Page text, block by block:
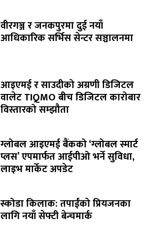
वीरगञ्ज र जनकपुरमा दुई नयाँ
आधिकारिक सर्भिस सेन्टर सञ्चालनमा
आइएमई र साउदीको अग्रणी डिजिटल
वालेट TIQMO बीच डिजिटल कारोबार
विस्तारको सम्झौता
ग्लोबल आइएमई बैंकको ‘ग्लोबल स्मार्ट
प्लस’ एपमार्फत आईपीओ भर्ने सुविधा,
लाइभ मार्केट अपडेट
स्कोडा किलाक: तपाईंको प्रियजनका
लागि नयाँ सेफ्टी बेन्चमार्क